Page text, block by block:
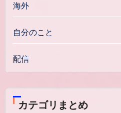
海外
自分のこと
配信
カテゴリまとめ